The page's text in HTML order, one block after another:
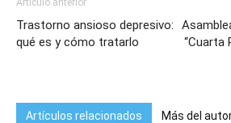
Artículo anterior
Trastorno ansioso depresivo:
qué es y cómo tratarlo
“Cuarta
Artículos relacionados Más del